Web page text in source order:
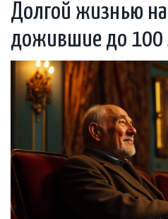
Долгой жизнью
дожившие до 100